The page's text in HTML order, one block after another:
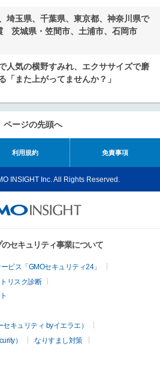
埼玉県、千葉県、東京都、神奈川県で
茨城県・笠間市、土浦市、石岡市
人気の横野すみれ、エクササイズで磨
「また上がってませんか？」
ページの先頭へ
利用規約 免責事項
INSIGHT Inc. All Rights Reserved.
セキュリティ事業について
ビス「GMOセキュリティ24」
リスク診断
キュリティ byイエラエ）
）
なりすまし対策